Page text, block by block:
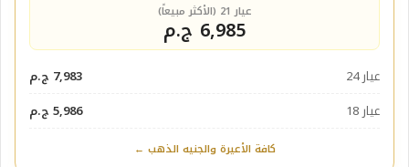
عيار 21 (الأكثر مبيعاً)
6,985 ج.م
عيار 24
7,983 ج.م
عيار 18
5,986 ج.م
كافة الأعيرة والجنيه الذهب ←